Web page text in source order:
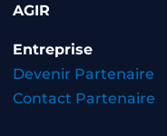
AGIR
Entreprise
Devenir Partenaire
Contact Partenaire